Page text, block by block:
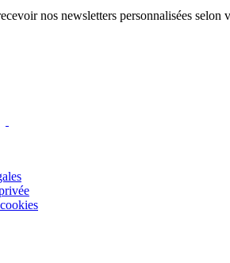
nos newsletters personnalisées selon